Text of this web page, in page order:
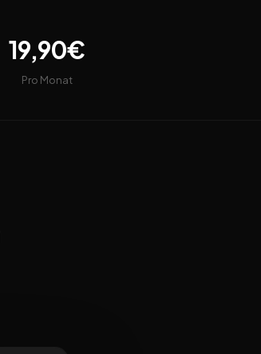
19,90€
Pro Monat